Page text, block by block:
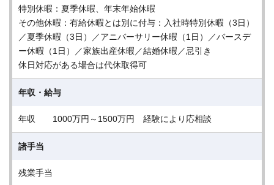
特別休暇：夏季休暇、年末年始休暇
その他休暇：有給休暇とは別に付与：入社時特別休暇（3日）
／夏季休暇（3日）／アニバーサリー休暇（1日）／バースデ
ー休暇（1日）／家族出産休暇／結婚休暇／忌引き
休日対応がある場合は代休取得可
年収・給与
年収 1000万円～1500万円 経験により応相談
諸手当
残業手当